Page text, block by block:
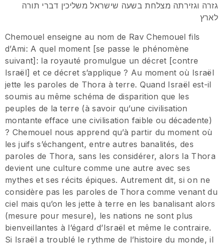
גזרה וגזירתה מצלחת בשעה שישראל משליכין דברי תורה
לארץ
Chemouel enseigne au nom de Rav Chemouel fils
d’Ami: A quel moment [se passe le phénomène
suivant]: la royauté promulgue un décret [contre
Israël] et ce décret s’applique ? Au moment où Israël
jette les paroles de Thora à terre. Quand Israël est-il
soumis au même schéma de disparition que les
peuples de la terre (à savoir qu’une civilisation
montante efface une civilisation faible ou décadente)
? Chemouel nous apprend qu’à partir du moment où
les juifs s’échangent, entre autres banalités, des
paroles de Thora, sans les considérer, alors la Thora
devient une culture comme une autre avec ses
mythes et ses récits épiques. Autrement dit, si on ne
considère pas les paroles de Thora comme venant du
ciel mais qu’on les jette à terre en les banalisant alors
(mesure pour mesure), les nations ne sont plus
bienveillantes à l’égard d’Israël et même le contraire.
Si Israël a troublé le rythme de l’histoire du monde, il